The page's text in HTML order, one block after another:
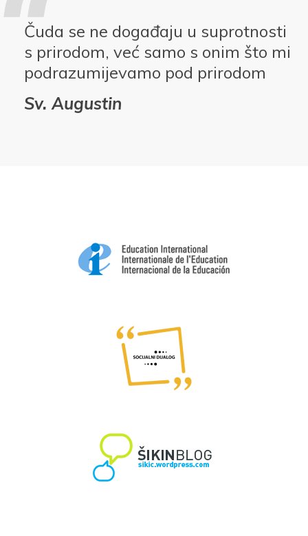
Čuda se ne događaju u suprotnosti
s prirodom, već samo s onim što mi
podrazumijevamo pod prirodom
Sv. Augustin